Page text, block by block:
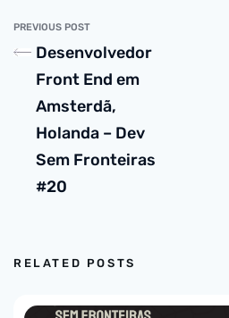
PREVIOUS POST
Desenvolvedor
Front End em
Amsterdã,
Holanda – Dev
Sem Fronteiras
#20
RELATED POSTS